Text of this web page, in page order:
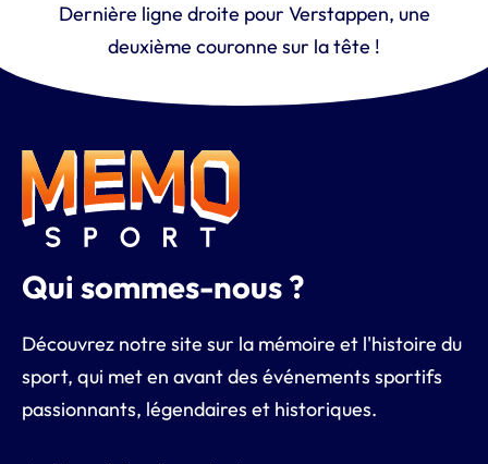
Dernière ligne droite pour Verstappen, une
deuxième couronne sur la tête !
Qui sommes-nous ?
Découvrez notre site sur la mémoire et l'histoire du
sport, qui met en avant des événements sportifs
passionnants, légendaires et historiques.